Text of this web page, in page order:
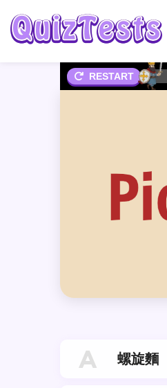
RESTART2%
A 螺旋麵